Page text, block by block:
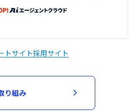
トサイト採用サイト
り組み